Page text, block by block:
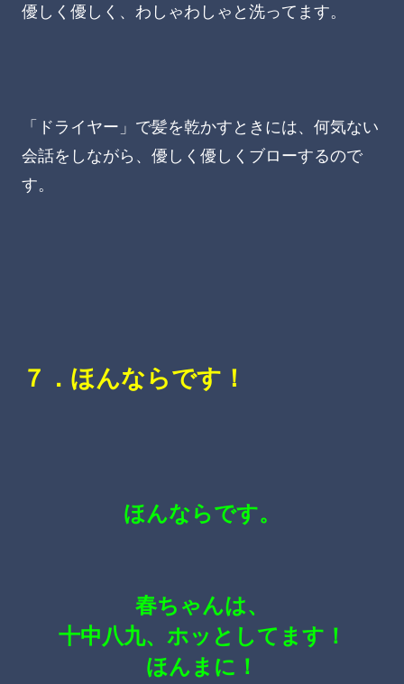
優しく優しく、わしゃわしゃと洗ってます。
「ドライヤー」で髪を乾かすときには、何気ない
会話をしながら、優しく優しくブローするので
す。
７．ほんならです！
ほんならです。
春ちゃんは、
十中八九、ホッとしてます！
ほんまに！